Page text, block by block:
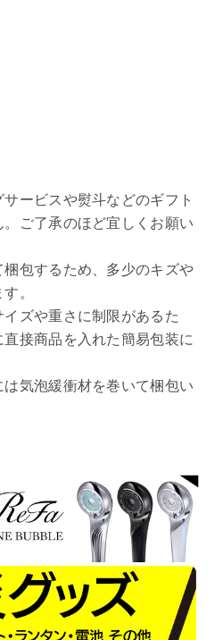
ービスや熨斗などのギフト
ご了承のほど宜しくお願い
包するため、多少のキズや
。
ズや重さに制限があるた
接商品を入れた簡易包装に
気泡緩衝材を巻いて梱包い